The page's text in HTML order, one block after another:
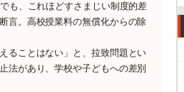
も、これほどすさまじい制度的差
言。高校授業料の無償化からの除
ることはない」と、拉致問題とい
法があり、学校や子どもへの差別